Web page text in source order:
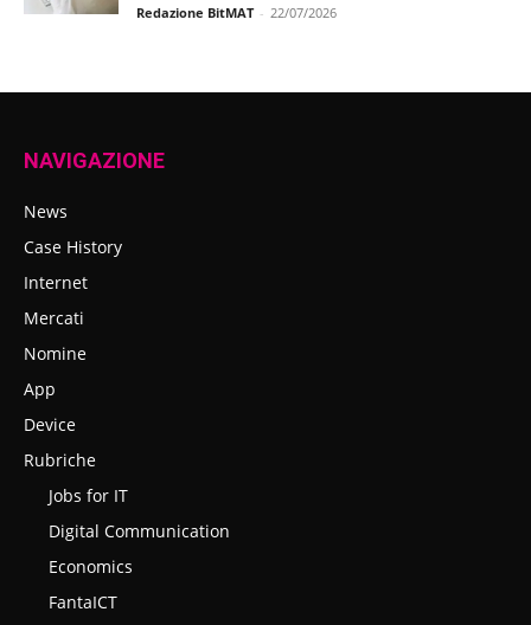
Redazione BitMAT - 22/07/2026
NAVIGAZIONE
News
Case History
Internet
Mercati
Nomine
App
Device
Rubriche
Jobs for IT
Digital Communication
Economics
FantaICT